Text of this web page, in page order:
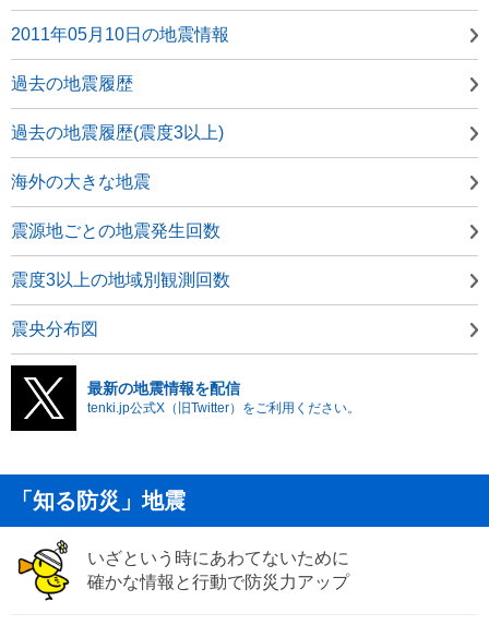
2011年05月10日の地震情報
過去の地震履歴
過去の地震履歴(震度3以上)
海外の大きな地震
震源地ごとの地震発生回数
震度3以上の地域別観測回数
震央分布図
最新の地震情報を配信
tenki.jp公式X（旧Twitter）をご利用ください。
「知る防災」地震
いざという時にあわてないために
確かな情報と行動で防災力アップ